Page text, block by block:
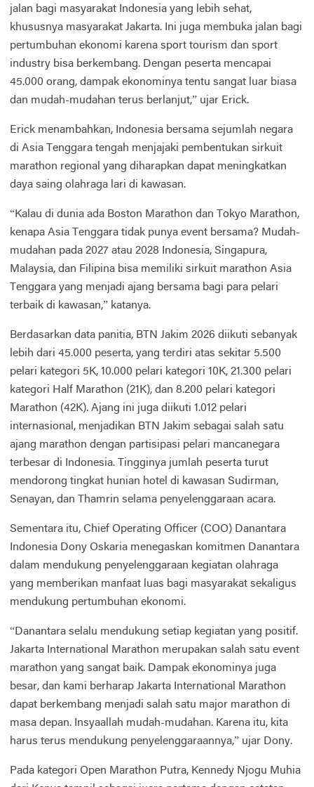
jalan bagi masyarakat Indonesia yang lebih sehat,
khususnya masyarakat Jakarta. Ini juga membuka jalan bagi
pertumbuhan ekonomi karena sport tourism dan sport
industry bisa berkembang. Dengan peserta mencapai
45.000 orang, dampak ekonominya tentu sangat luar biasa
dan mudah-mudahan terus berlanjut,” ujar Erick.
Erick menambahkan, Indonesia bersama sejumlah negara
di Asia Tenggara tengah menjajaki pembentukan sirkuit
marathon regional yang diharapkan dapat meningkatkan
daya saing olahraga lari di kawasan.
“Kalau di dunia ada Boston Marathon dan Tokyo Marathon,
kenapa Asia Tenggara tidak punya event bersama? Mudah-
mudahan pada 2027 atau 2028 Indonesia, Singapura,
Malaysia, dan Filipina bisa memiliki sirkuit marathon Asia
Tenggara yang menjadi ajang bersama bagi para pelari
terbaik di kawasan,” katanya.
Berdasarkan data panitia, BTN Jakim 2026 diikuti sebanyak
lebih dari 45.000 peserta, yang terdiri atas sekitar 5.500
pelari kategori 5K, 10.000 pelari kategori 10K, 21.300 pelari
kategori Half Marathon (21K), dan 8.200 pelari kategori
Marathon (42K). Ajang ini juga diikuti 1.012 pelari
internasional, menjadikan BTN Jakim sebagai salah satu
ajang marathon dengan partisipasi pelari mancanegara
terbesar di Indonesia. Tingginya jumlah peserta turut
mendorong tingkat hunian hotel di kawasan Sudirman,
Senayan, dan Thamrin selama penyelenggaraan acara.
Sementara itu, Chief Operating Officer (COO) Danantara
Indonesia Dony Oskaria menegaskan komitmen Danantara
dalam mendukung penyelenggaraan kegiatan olahraga
yang memberikan manfaat luas bagi masyarakat sekaligus
mendukung pertumbuhan ekonomi.
“Danantara selalu mendukung setiap kegiatan yang positif.
Jakarta International Marathon merupakan salah satu event
marathon yang sangat baik. Dampak ekonominya juga
besar, dan kami berharap Jakarta International Marathon
dapat berkembang menjadi salah satu major marathon di
masa depan. Insyaallah mudah-mudahan. Karena itu, kita
harus terus mendukung penyelenggaraannya,” ujar Dony.
Pada kategori Open Marathon Putra, Kennedy Njogu Muhia